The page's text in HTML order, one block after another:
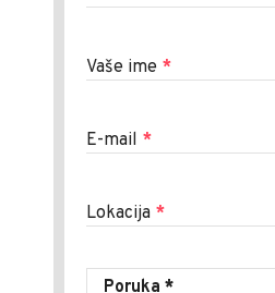
Vaše ime *
E-mail *
Lokacija *